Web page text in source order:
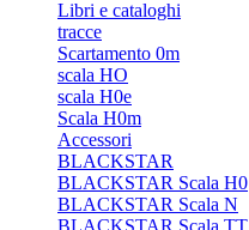
Libri e cataloghi
tracce
Scartamento 0m
scala HO
scala H0e
Scala H0m
Accessori
BLACKSTAR
BLACKSTAR Scala H0
BLACKSTAR Scala N
BLACKSTAR Scala TT